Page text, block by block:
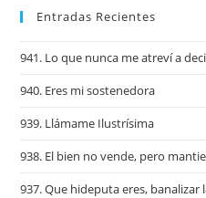
Entradas Recientes
941. Lo que nunca me atreví a
940. Eres mi sostenedora
939. Llámame Ilustrísima
938. El bien no vende, pero
937. Que hideputa eres,